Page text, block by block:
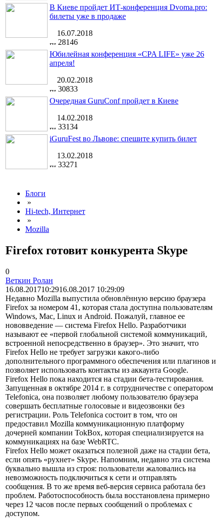
В Киеве пройдет ИТ-конференция Dvoma.pro:
билеты уже в продаже
16.07.2018
28146
Юбилейная конференция «CPA LIFE» уже 26
апреля!
20.02.2018
30833
Очередная GuruConf пройдет в Киеве
14.02.2018
33134
iGuruFest во Львове: спешите купить билет
13.02.2018
33271
Блоги
»
Hi-tech, Интернет
»
Mozilla
Firefox готовит конкурента Skype
0
Веткин Ролан
16.08.201710:2916.08.2017 10:29:09
Недавно Mozilla выпустила обновлённую версию браузера
Firefox за номером 41, которая стала доступна пользователям
Windows, Mac, Linux и Android. Пожалуй, главное ее
нововведение — система Firefox Hello. Разработчики
называют ее «первой глобальной системой коммуникаций,
встроенной непосредственно в браузер». Это значит, что
Firefox Hello не требует загрузки какого-либо
дополнительного программного обеспечения или плагинов и
позволяет использовать контакты из аккаунта Google.
Firefox Hello пока находится на стадии бета-тестирования.
Запущенная в октябре 2014 г. в сотрудничестве с оператором
Telefonica, она позволяет любому пользователю браузера
совершать бесплатные голосовые и видеозвонки без
регистрации. Роль Telefonica состоит в том, что он
предоставил Mozilla коммуникационную платформу
дочерней компании TokBox, которая специализируется на
коммуникациях на базе WebRTC.
Firefox Hello может оказаться полезной даже на стадии бета,
если опять «рухнет» Skype. Напомним, недавно эта система
буквально вышла из строя: пользователи жаловались на
невозможность подключиться к сети и отправлять
сообщения. В то же время веб-версия сервиса работала без
проблем. Работоспособность была восстановлена примерно
через 12 часов после первых сообщений о проблемах с
доступом.